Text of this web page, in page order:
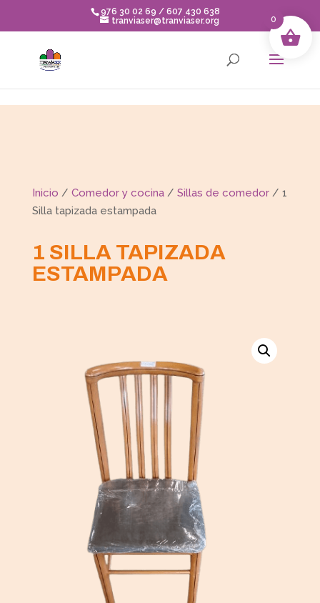
976 30 02 69 / 607 430 638
tranviaser@tranviaser.org
Inicio / Comedor y cocina/ Sillas de comedor/ 1
Silla tapizada estampada
1 SILLA TAPIZADA
ESTAMPADA
0